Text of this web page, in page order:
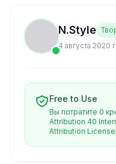
N.Style
4 августа 2020 г.
Free to Use
Вы потратите 0
Attribution 40
Attribution